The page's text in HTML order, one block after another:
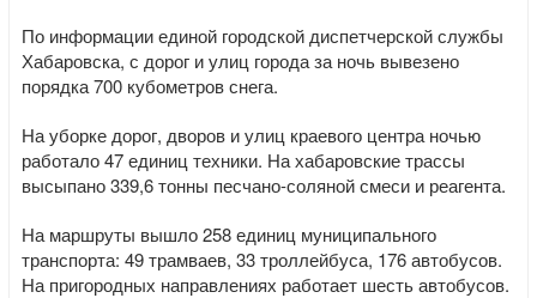
По информации единой городской диспетчерской службы
Хабаровска, с дорог и улиц города за ночь вывезено
порядка 700 кубометров снега.
На уборке дорог, дворов и улиц краевого центра ночью
работало 47 единиц техники. На хабаровские трассы
высыпано 339,6 тонны песчано-соляной смеси и реагента.
На маршруты вышло 258 единиц муниципального
транспорта: 49 трамваев, 33 троллейбуса, 176 автобусов.
На пригородных направлениях работает шесть автобусов.